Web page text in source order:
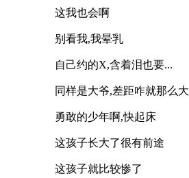
这我也会啊
别看我,我晕乳
自己约的X,含着泪也要...
同样是大爷,差距咋就那么大
勇敢的少年啊,快起床
这孩子长大了很有前途
这孩子就比较惨了